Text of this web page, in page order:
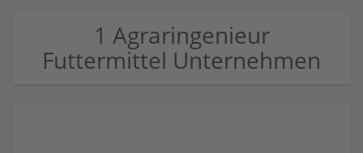
1 Agraringenieur
Futtermittel Unternehmen